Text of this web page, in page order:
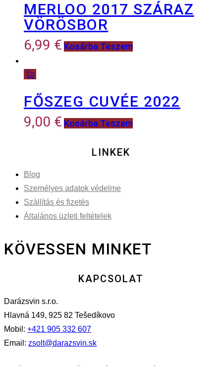
MERLOO 2017 SZÁRAZ
VÖRÖSBOR
6,99 € Kosárba Teszem
FŐSZEG CUVÉE 2022
9,00 € Kosárba Teszem
LINKEK
Blog
Személyes adatok védelme
Szállítás és fizetés
Általános üzleti feltételek
KÖVESSEN MINKET
KAPCSOLAT
Darázsvin s.r.o.
Hlavná 149, 925 82 Tešedíkovo
Mobil: +421 905 332 607
Email: zsolt@darazsvin.sk